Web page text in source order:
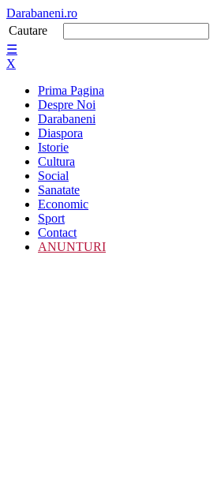
Darabaneni.ro
Cautare
☰
X
Prima Pagina
Despre Noi
Darabaneni
Diaspora
Istorie
Cultura
Social
Sanatate
Economic
Sport
Contact
ANUNTURI